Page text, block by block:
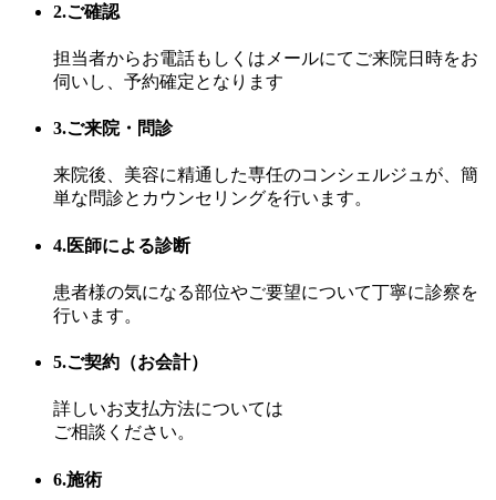
2.ご確認
担当者からお電話もしくはメールにてご来院日時をお
伺いし、予約確定となります
3.ご来院・問診
来院後、美容に精通した専任のコンシェルジュが、簡
単な問診とカウンセリングを行います。
4.医師による診断
患者様の気になる部位やご要望について丁寧に診察を
行います。
5.ご契約（お会計）
詳しいお支払方法については
ご相談ください。
6.施術